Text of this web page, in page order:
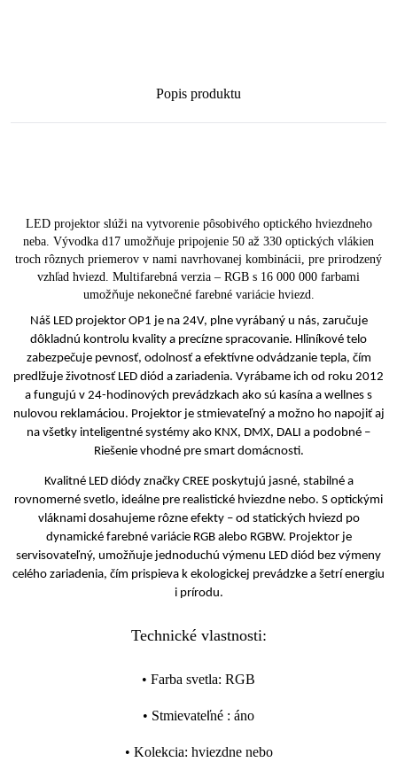
Popis produktu
LED projektor slúži na vytvorenie pôsobivého optického hviezdneho
neba. Vývodka d17 umožňuje pripojenie 50 až 330 optických vlákien
troch rôznych priemerov v nami navrhovanej kombinácii, pre prirodzený
vzhľad hviezd. Multifarebná verzia – RGB s 16 000 000 farbami
umožňuje nekonečné farebné variácie hviezd.
Náš LED projektor OP1 je na 24V, plne vyrábaný u nás, zaručuje
dôkladnú kontrolu kvality a precízne spracovanie. Hliníkové telo
zabezpečuje pevnosť, odolnosť a efektívne odvádzanie tepla, čím
predlžuje životnosť LED diód a zariadenia. Vyrábame ich od roku 2012
a fungujú v 24-hodinových prevádzkach ako sú kasína a wellnes s
nulovou reklamáciou. Projektor je stmievateľný a možno ho napojiť aj
na všetky inteligentné systémy ako KNX, DMX, DALI a podobné –
Riešenie vhodné pre smart domácnosti.
Kvalitné LED diódy značky CREE poskytujú jasné, stabilné a
rovnomerné svetlo, ideálne pre realistické hviezdne nebo. S optickými
vláknami dosahujeme rôzne efekty – od statických hviezd po
dynamické farebné variácie RGB alebo RGBW. Projektor je
servisovateľný, umožňuje jednoduchú výmenu LED diód bez výmeny
celého zariadenia, čím prispieva k ekologickej prevádzke a šetrí energiu
i prírodu.
Technické vlastnosti:
• Farba svetla: RGB
• Stmievateľné : áno
• Kolekcia: hviezdne nebo